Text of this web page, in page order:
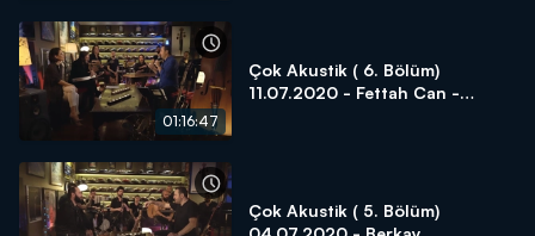
01:16:47
Çok Akustik ( 6. Bölüm)
11.07.2020 - Fettah Can -
Çok Akustik ( 5. Bölüm)